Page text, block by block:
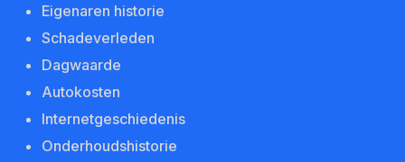
Eigenaren historie
Schadeverleden
Dagwaarde
Autokosten
Internetgeschiedenis
Onderhoudshistorie